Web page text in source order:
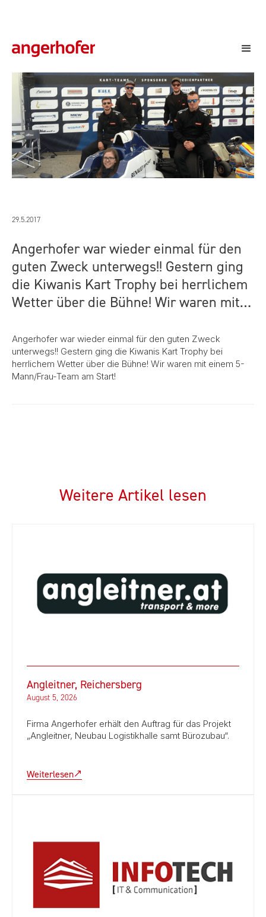
29.5.2017
Angerhofer war wieder einmal für den
guten Zweck unterwegs!! Gestern ging
die Kiwanis Kart Trophy bei herrlichem
Wetter über die Bühne! Wir waren mit…
Angerhofer war wieder einmal für den guten Zweck
unterwegs!! Gestern ging die Kiwanis Kart Trophy bei
herrlichem Wetter über die Bühne! Wir waren mit einem 5-
Mann/Frau-Team am Start!
Weitere Artikel lesen
Angleitner, Reichersberg
August 5, 2026
Firma Angerhofer erhält den Auftrag für das Projekt
„Angleitner, Neubau Logistikhalle samt Bürozubau“.
Weiterlesen